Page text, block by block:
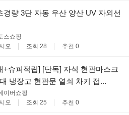
경량 3단 자동 우산 양산 UV 자외선
스쇼핑
오 조회 28 추천 0
+슈퍼적립] [단독] 자석 현관마스크
냉장고 현관문 열쇠 차키 접...
이버쇼핑
오 조회 25 추천 0